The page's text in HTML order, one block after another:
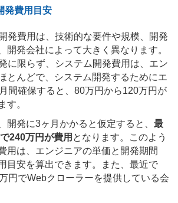
発費用目安
発費用は、技術的な要件や規模、開発
開発会社によって大きく異なります。
に限らず、システム開発費用は、エン
とんどで、システム開発するためにエ
間確保すると、80万円から120万円が
す。
開発に3ヶ月かかると仮定すると、 最
240万円が費用 となります。このよう
用は、エンジニアの単価と開発期間
目安を算出できます。また、最近で
円でWebクローラーを提供している会